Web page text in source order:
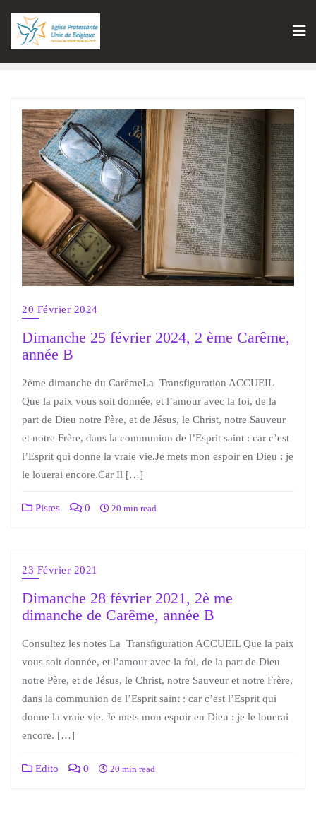
20 Février 2024
Dimanche 25 février 2024, 2 ème Carême,
année B
2ème dimanche du CarêmeLa Transfiguration ACCUEIL
Que la paix vous soit donnée, et l’amour avec la foi, de la
part de Dieu notre Père, et de Jésus, le Christ, notre Sauveur
et notre Frère, dans la communion de l’Esprit saint : car c’est
l’Esprit qui donne la vraie vie.Je mets mon espoir en Dieu : je
le louerai encore.Car Il […]
Pistes 0 20 min read
23 Février 2021
Dimanche 28 février 2021, 2è me
dimanche de Carême, année B
Consultez les notes La Transfiguration ACCUEIL Que la paix
vous soit donnée, et l’amour avec la foi, de la part de Dieu
notre Père, et de Jésus, le Christ, notre Sauveur et notre Frère,
dans la communion de l’Esprit saint : car c’est l’Esprit qui
donne la vraie vie. Je mets mon espoir en Dieu : je le louerai
encore. […]
Edito 0 20 min read